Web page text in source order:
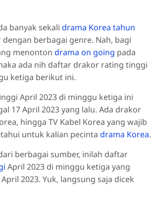
banyak sekali drama Korea tahun
berbagai genre. Nah, bagi
menonton drama on going pada
ada nih daftar drakor rating tinggi
ketiga berikut ini.
April 2023 di minggu ketiga ini
17 April 2023 yang lalu. Ada drakor
hingga TV Kabel Korea yang wajib
untuk kalian pecinta drama Korea.
berbagai sumber, inilah daftar
April 2023 di minggu ketiga yang
2023. Yuk, langsung saja dicek